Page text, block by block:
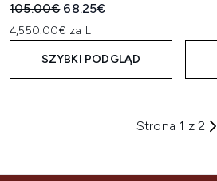
Sugerowana cena detaliczna:
105.00€ Aktualna cena:
68.25€
4,550.00€ za L
SZYBKI PODGLĄD
Strona 1 z 2